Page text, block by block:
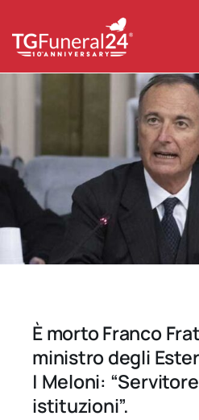
content
È morto Franco
ministro degli
| Meloni:
istituzioni”.